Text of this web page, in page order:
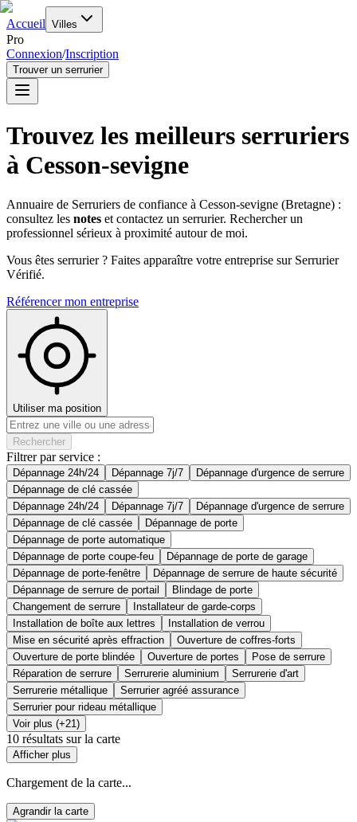
Accueil Villes
Pro
Connexion/Inscription
Trouver un serrurier
Trouvez les meilleurs serruriers
à Cesson-sevigne
Annuaire de Serruriers de confiance à Cesson-sevigne (Bretagne) :
consultez les notes et contactez un serrurier. Rechercher un
professionnel sérieux à proximité autour de moi.
Vous êtes serrurier ? Faites apparaître votre entreprise sur Serrurier
Vérifié.
Référencer mon entreprise
Utiliser ma position
Rechercher
Filtrer par service :
Dépannage 24h/24 Dépannage 7j/7
Dépannage d'urgence de serrure
Dépannage de clé cassée
Dépannage 24h/24
Dépannage 7j/7
Dépannage d'urgence de serrure
Dépannage de clé cassée
Dépannage de porte
Dépannage de porte automatique
Dépannage de porte coupe-feu
Dépannage de porte de garage
Dépannage de porte-fenêtre
Dépannage de serrure de haute sécurité
Dépannage de serrure de portail
Blindage de porte
Changement de serrure
Installateur de garde-corps
Installation de boîte aux lettres
Installation de verrou
Mise en sécurité après effraction
Ouverture de coffres-forts
Ouverture de porte blindée
Ouverture de portes
Pose de serrure
Réparation de serrure
Serrurerie aluminium
Serrurerie d'art
Serrurerie métallique
Serrurier agréé assurance
Serrurier pour rideau métallique
Voir plus (+21)
10 résultats sur la carte
Afficher plus
Chargement de la carte...
Agrandir la carte